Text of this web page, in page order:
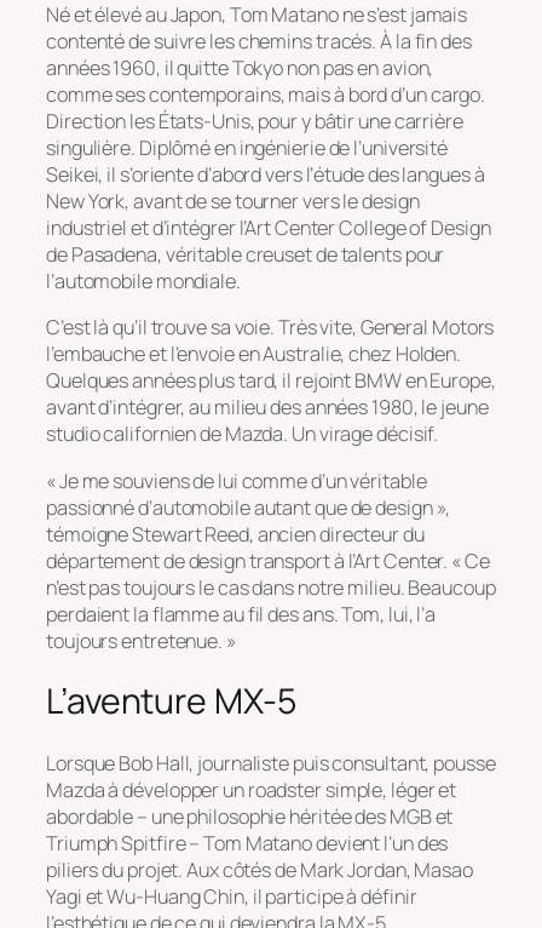
Né et élevé au Japon, Tom Matano ne s’est jamais
contenté de suivre les chemins tracés. À la fin des
années 1960, il quitte Tokyo non pas en avion,
comme ses contemporains, mais à bord d’un cargo.
Direction les États-Unis, pour y bâtir une carrière
singulière. Diplômé en ingénierie de l’université
Seikei, il s’oriente d’abord vers l’étude des langues à
New York, avant de se tourner vers le design
industriel et d’intégrer l’Art Center College of Design
de Pasadena, véritable creuset de talents pour
l’automobile mondiale.
C’est là qu’il trouve sa voie. Très vite, General Motors
l’embauche et l’envoie en Australie, chez Holden.
Quelques années plus tard, il rejoint BMW en Europe,
avant d’intégrer, au milieu des années 1980, le jeune
studio californien de Mazda. Un virage décisif.
« Je me souviens de lui comme d’un véritable
passionné d’automobile autant que de design »,
témoigne Stewart Reed, ancien directeur du
département de design transport à l’Art Center. « Ce
n’est pas toujours le cas dans notre milieu. Beaucoup
perdaient la flamme au fil des ans. Tom, lui, l’a
toujours entretenue. »
L’aventure MX-5
Lorsque Bob Hall, journaliste puis consultant, pousse
Mazda à développer un roadster simple, léger et
abordable – une philosophie héritée des MGB et
Triumph Spitfire – Tom Matano devient l’un des
piliers du projet. Aux côtés de Mark Jordan, Masao
Yagi et Wu-Huang Chin, il participe à définir